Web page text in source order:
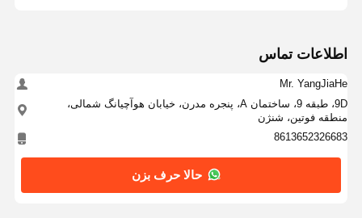
اطلاعات تماس
Mr. YangJiaHe
9D، طبقه 9، ساختمان A، پنجره مدرن، خیابان هوآچیانگ شمالی،
منطقه فوتین، شنژن
8613652326683
حالا حرف بزن